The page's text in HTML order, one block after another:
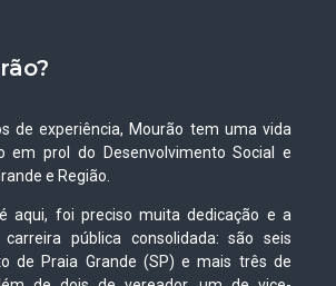
de experiência, Mourão tem uma vida
em prol do Desenvolvimento Social e
e Região.
aqui, foi preciso muita dedicação e a
pública consolidada: são seis
de Praia Grande (SP) e mais três de